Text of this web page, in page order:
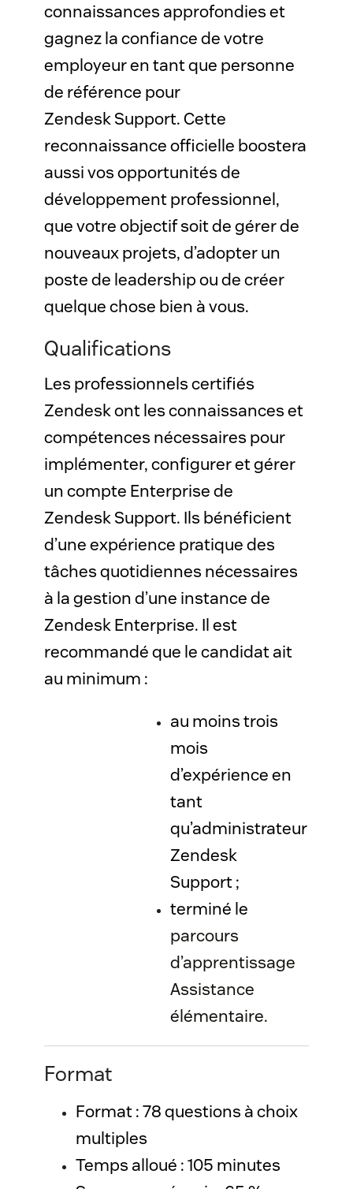
connaissances approfondies et
gagnez la confiance de votre
employeur en tant que personne
de référence pour
Zendesk Support. Cette
reconnaissance officielle boostera
aussi vos opportunités de
développement professionnel,
que votre objectif soit de gérer de
nouveaux projets, d’adopter un
poste de leadership ou de créer
quelque chose bien à vous.
Qualifications
Les professionnels certifiés
Zendesk ont les connaissances et
compétences nécessaires pour
implémenter, configurer et gérer
un compte Enterprise de
Zendesk Support. Ils bénéficient
d’une expérience pratique des
tâches quotidiennes nécessaires
à la gestion d’une instance de
Zendesk Enterprise. Il est
recommandé que le candidat ait
au minimum :
au moins trois
mois
d’expérience en
tant
qu’administrateur
Zendesk
Support ;
terminé le
parcours
d’apprentissage
Assistance
élémentaire.
Format
Format : 78 questions à choix
Temps alloué : 105 minutes